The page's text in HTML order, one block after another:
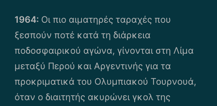
1964: Οι πιο αιματηρές ταραχές που
ξεσπούν ποτέ κατά τη διάρκεια
ποδοσφαιρικού αγώνα, γίνονται στη Λίμα
μεταξύ Περού και Αργεντινής για τα
προκριματικά του Ολυμπιακού Τουρνουά,
όταν ο διαιτητής ακυρώνει γκολ της